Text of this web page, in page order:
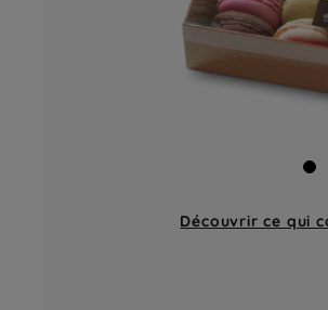
Découvrir ce qui